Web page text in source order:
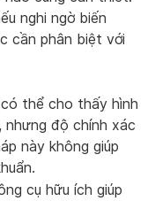
nghi ngờ biến
cần phân biệt với
có thể cho thấy hình
nhưng độ chính xác
này không giúp
cụ hữu ích giúp